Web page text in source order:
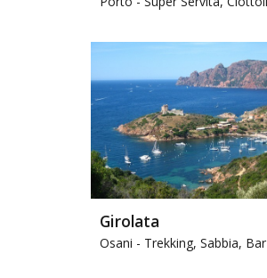
Girolata
Osani - Trekking, Sabbia, Bar